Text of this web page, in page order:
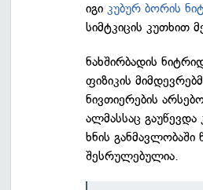
იგიკუბურ ბორის
სიმტკიცის კუთხით
ნახშირბადის
ფიზიკის
ნივთიერების
ალმასსაც გაუწევდა
ხნის
შესრულებულია.